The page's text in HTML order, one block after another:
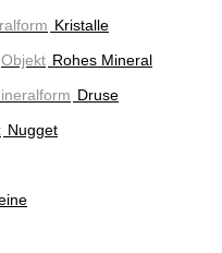
Kristalle
Objekt Rohes Mineral
Druse
Nugget